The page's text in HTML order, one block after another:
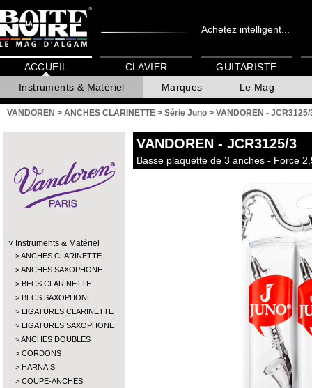
Achetez intelligent...
ACCUEIL
Instruments & Matériel
Marques Le Mag
CLAVIER GUITARISTE
VANDOREN > ANCHES CLARINETTE > Série Juno > VANDOREN - JCR3125/
Instruments & Matériel
ANCHES CLARINETTE
ANCHES SAXOPHONE
BECS CLARINETTE
BECS SAXOPHONE
LIGATURES CLARINETTE
LIGATURES SAXOPHONE
ANCHES DOUBLES
CORDONS
HARNAIS
COUPE-ANCHES
VANDOREN - JCR3125/3
Basse plaquette de 3 anches - Force